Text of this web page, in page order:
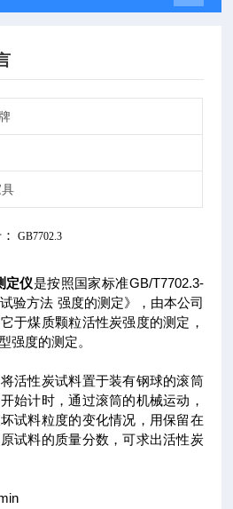
GB7702.3
定仪是按照国家标准GB/T7702.3-
验方法 强度的测定》，由本公司
于煤质颗粒活性炭强度的测定，
强度的测定。
活性炭试料置于装有钢球的滚筒
始计时，通过滚筒的机械运动，
试料粒度的变化情况，用保留在
试料的质量分数，可求出活性炭